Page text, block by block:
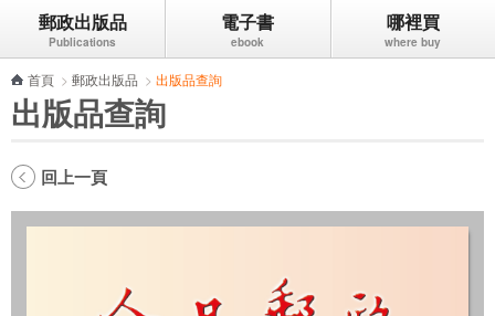
跳到主要內容區塊
郵政出版品 電子書 哪裡買
首頁 > 郵政出版品 > 出版品查詢
出版品查詢
回上一頁